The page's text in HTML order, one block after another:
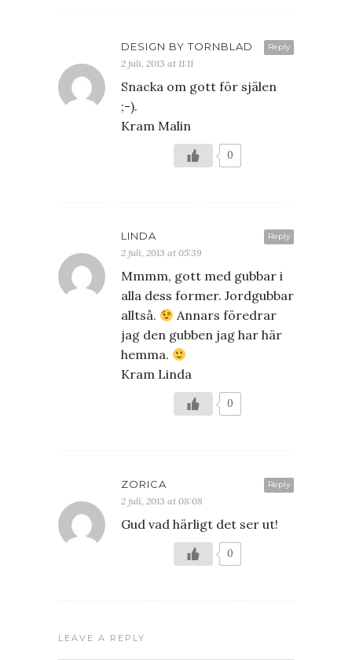
Reply
DESIGN BY TORNBLAD
2 juli, 2013 at 11:11
Snacka om gott för själen
;-).
Kram Malin
0
Reply
LINDA
2 juli, 2013 at 05:39
Mmmm, gott med gubbar i
alla dess former. Jordgubbar
alltså.
Annars föredrar
jag den gubben jag har här
hemma.
Kram Linda
0
Reply
ZORICA
2 juli, 2013 at 08:08
Gud vad härligt det ser ut!
0
LEAVE A REPLY